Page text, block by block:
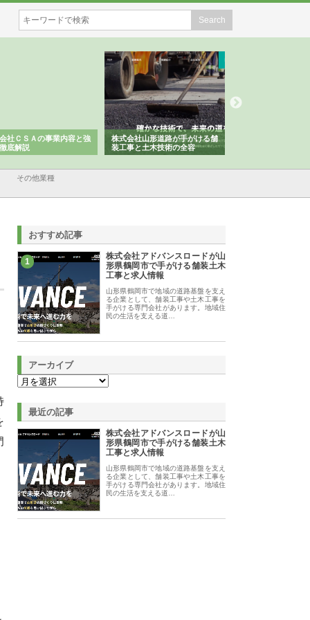
社ＣＳＡの事業内容と強
底解説
株式会社山形道路が手がける舗
装工事と土木技術の全容
その他業種
おすすめ記事
1
株式会社アドバンスロードが山
形県鶴岡市で手がける舗装土木
工事と求人情報
山形県鶴岡市で地域の道路基盤を支え
る企業として、舗装工事や土木工事を
手がける専門会社があります。地域住
民の生活を支える道…
アーカイブ
最近の記事
株式会社アドバンスロードが山
形県鶴岡市で手がける舗装土木
工事と求人情報
山形県鶴岡市で地域の道路基盤を支え
る企業として、舗装工事や土木工事を
手がける専門会社があります。地域住
民の生活を支える道…